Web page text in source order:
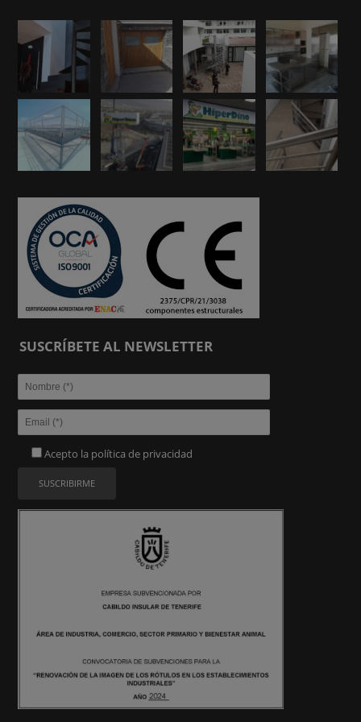
SUSCRÍBETE AL NEWSLETTER
Acepto la política de privacidad